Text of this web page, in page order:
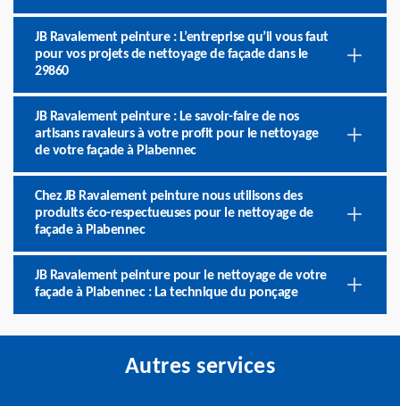
JB Ravalement peinture : L’entreprise qu’il vous faut
pour vos projets de nettoyage de façade dans le
29860
JB Ravalement peinture : Le savoir-faire de nos
artisans ravaleurs à votre profit pour le nettoyage
de votre façade à Plabennec
Chez JB Ravalement peinture nous utilisons des
produits éco-respectueuses pour le nettoyage de
façade à Plabennec
JB Ravalement peinture pour le nettoyage de votre
façade à Plabennec : La technique du ponçage
Autres services